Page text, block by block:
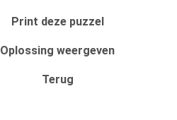
Print deze puzzel
Oplossing weergeven
Terug